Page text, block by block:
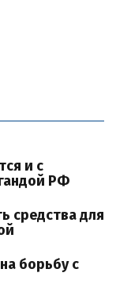
и с
РФ
средства для
борьбу с